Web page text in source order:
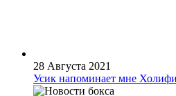
28 Августа 2021
Усик напоминает мне